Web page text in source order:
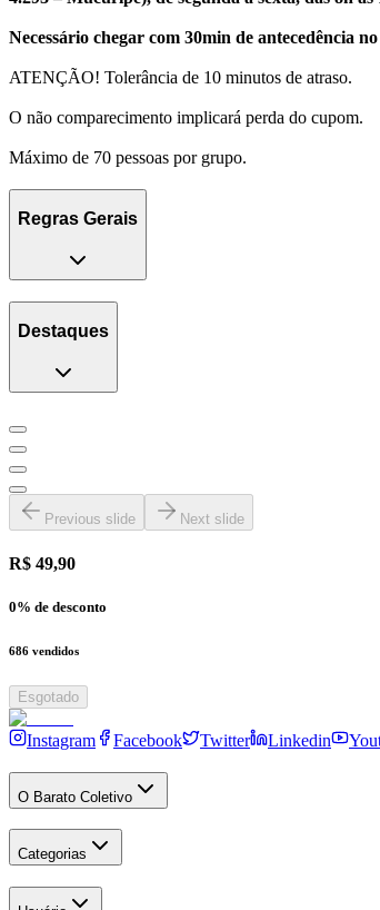
Necessário chegar com 30min de antecedência
ATENÇÃO! Tolerância de 10 minutos de atraso.
O não comparecimento implicará perda do cupom.
Máximo de 70 pessoas por grupo.
Regras Gerais
Destaques
Previous slide Next slide
R$ 49,90
0% de desconto
686 vendidos
Esgotado
Instagram Facebook Twitter Linkedin
O Barato Coletivo
Categorias